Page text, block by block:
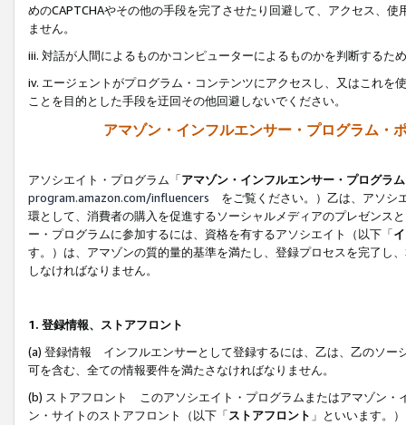
めのCAPTCHAやその他の手段を完了させたり回避して、アクセス、
ません。
iii. 対話が人間によるものかコンピューターによるものかを判断するた
iv. エージェントがプログラム・コンテンツにアクセスし、又はこれ
ことを目的とした手段を迂回その他回避しないでください。
アマゾン・インフルエンサー・プログラム・
アソシエイト・プログラム「アマゾン・インフルエンサー・プログラム
program.amazon.com/influencers をご覧ください。）乙は、アソシ
環として、消費者の購入を促進するソーシャルメディアのプレゼンス
ー・プログラムに参加するには、資格を有するアソシエイト（以下「
す。）は、アマゾンの質的量的基準を満たし、登録プロセスを完了し、
しなければなりません。
1. 登録情報、ストアフロント
(a) 登録情報 インフルエンサーとして登録するには、乙は、乙のソー
可を含む、全ての情報要件を満たさなければなりません。
(b) ストアフロント このアソシエイト・プログラムまたはアマゾン・
ン・サイトのストアフロント（以下「ストアフロント 」といいます。